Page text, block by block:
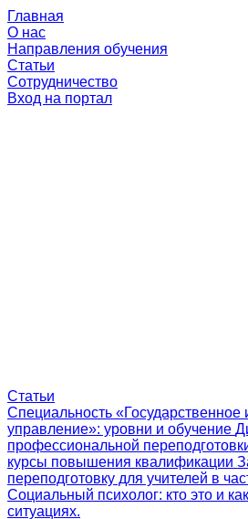
Главная
О нас
Направления обучения
Статьи
Сотрудничество
Вход на портал
Статьи
Специальность
управление»: уровни и обучение
профессиональной
курсы повышения квалификации
переподготовку для учителей в
Социальный психолог: кто это и
ситуациях.